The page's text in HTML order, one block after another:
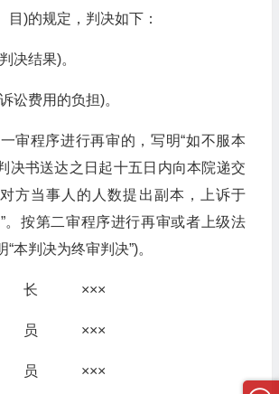
目)的规定，判决如下：
决结果)。
费用的负担)。
审程序进行再审的，写明“如不服本
决书送达之日起十五日内向本院递交
对方当事人的人数提出副本，上诉于
。按第二审程序进行再审或者上级法
本判决为终审判决”)。
长 ×××
员 ×××
员 ×××